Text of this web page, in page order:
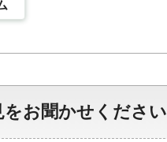
お聞かせください